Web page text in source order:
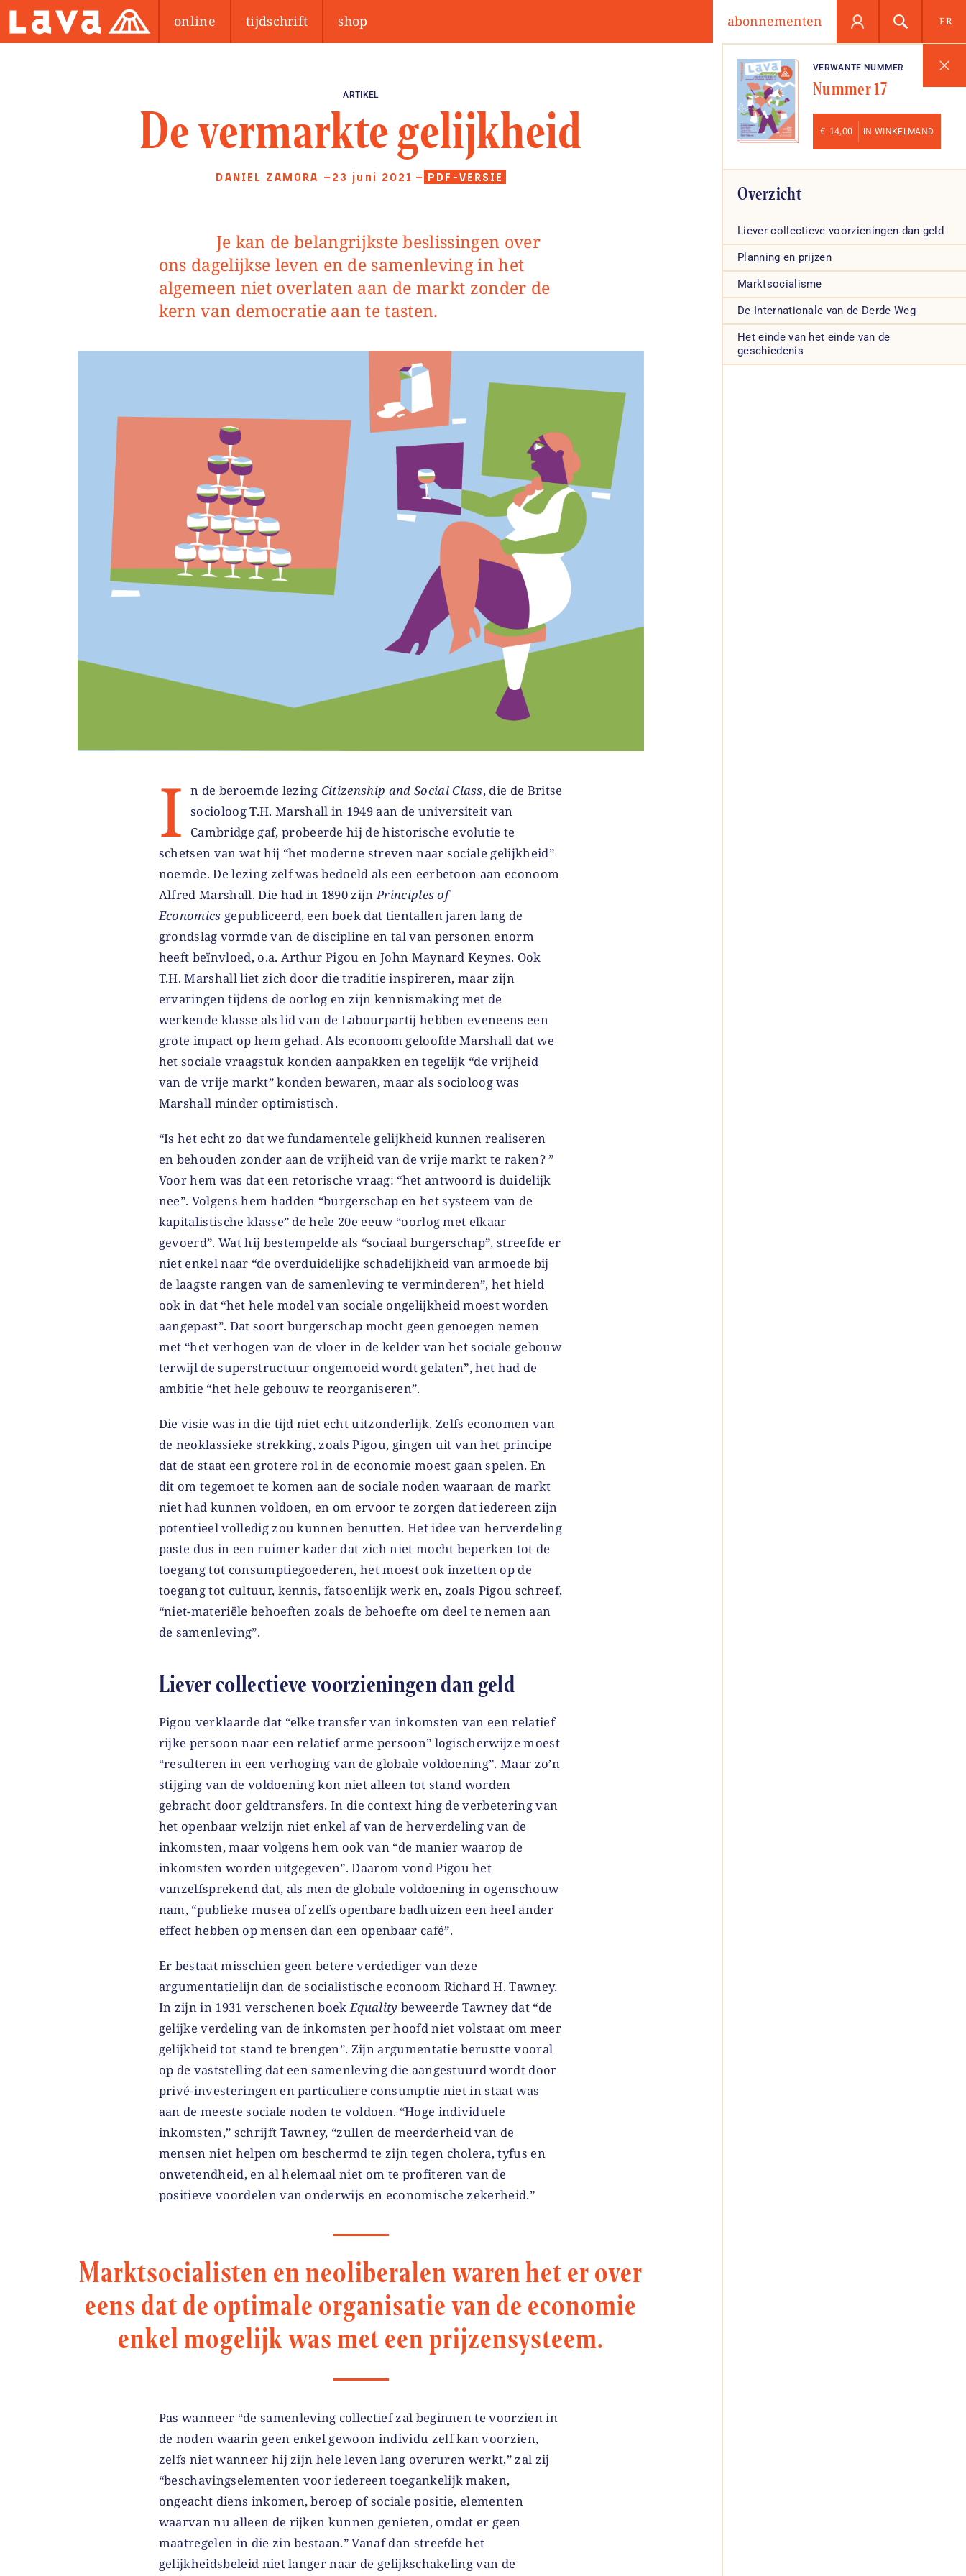
FR
online tijdschrift shop abonnementen
ARTIKEL
De vermarkte gelijkheid
DANIEL ZAMORA —23 juni 2021 — PDF-VERSIE
Je kan de belangrijkste beslissingen over
ons dagelijkse leven en de samenleving in het
algemeen niet overlaten aan de markt zonder de
kern van democratie aan te tasten.
I n de beroemde lezing Citizenship and Social Class, die de Britse
socioloog T.H. Marshall in 1949 aan de universiteit van
Cambridge gaf, probeerde hij de historische evolutie te
schetsen van wat hij “het moderne streven naar sociale gelijkheid”
noemde. De lezing zelf was bedoeld als een eerbetoon aan econoom
Alfred Marshall. Die had in 1890 zijnPrinciples of
Economics gepubliceerd, een boek dat tientallen jaren lang de
grondslag vormde van de discipline en tal van personen enorm
heeft beïnvloed, o.a. Arthur Pigou en John Maynard Keynes. Ook
T.H. Marshall liet zich door die traditie inspireren, maar zijn
ervaringen tijdens de oorlog en zijn kennismaking met de
werkende klasse als lid van de Labourpartij hebben eveneens een
grote impact op hem gehad. Als econoom geloofde Marshall dat we
het sociale vraagstuk konden aanpakken en tegelijk “de vrijheid
van de vrije markt” konden bewaren, maar als socioloog was
Marshall minder optimistisch.
“Is het echt zo dat we fundamentele gelijkheid kunnen realiseren
en behouden zonder aan de vrijheid van de vrije markt te raken? ”
Voor hem was dat een retorische vraag: “het antwoord is duidelijk
nee”. Volgens hem hadden “burgerschap en het systeem van de
kapitalistische klasse” de hele 20e eeuw “oorlog met elkaar
gevoerd”. Wat hij bestempelde als “sociaal burgerschap”, streefde er
niet enkel naar “de overduidelijke schadelijkheid van armoede bij
de laagste rangen van de samenleving te verminderen”, het hield
ook in dat “het hele model van sociale ongelijkheid moest worden
aangepast”. Dat soort burgerschap mocht geen genoegen nemen
met “het verhogen van de vloer in de kelder van het sociale gebouw
terwijl de superstructuur ongemoeid wordt gelaten”, het had de
ambitie “het hele gebouw te reorganiseren”.
Die visie was in die tijd niet echt uitzonderlijk. Zelfs economen van
de neoklassieke strekking, zoals Pigou, gingen uit van het principe
dat de staat een grotere rol in de economie moest gaan spelen. En
dit om tegemoet te komen aan de sociale noden waaraan de markt
niet had kunnen voldoen, en om ervoor te zorgen dat iedereen zijn
potentieel volledig zou kunnen benutten. Het idee van herverdeling
paste dus in een ruimer kader dat zich niet mocht beperken tot de
toegang tot consumptiegoederen, het moest ook inzetten op de
toegang tot cultuur, kennis, fatsoenlijk werk en, zoals Pigou schreef,
“niet-materiële behoeften zoals de behoefte om deel te nemen aan
de samenleving”.
Liever collectieve voorzieningen dan geld
Pigou verklaarde dat “elke transfer van inkomsten van een relatief
rijke persoon naar een relatief arme persoon” logischerwijze moest
“resulteren in een verhoging van de globale voldoening”. Maar zo’n
stijging van de voldoening kon niet alleen tot stand worden
gebracht door geldtransfers. In die context hing de verbetering van
het openbaar welzijn niet enkel af van de herverdeling van de
inkomsten, maar volgens hem ook van “de manier waarop de
inkomsten worden uitgegeven”. Daarom vond Pigou het
vanzelfsprekend dat, als men de globale voldoening in ogenschouw
nam, “publieke musea of zelfs openbare badhuizen een heel ander
effect hebben op mensen dan een openbaar café”.
Er bestaat misschien geen betere verdediger van deze
argumentatielijn dan de socialistische econoom Richard H. Tawney.
In zijn in 1931 verschenen boekEquality beweerde Tawney dat “de
gelijke verdeling van de inkomsten per hoofd niet volstaat om meer
gelijkheid tot stand te brengen”. Zijn argumentatie berustte vooral
op de vaststelling dat een samenleving die aangestuurd wordt door
privé-investeringen en particuliere consumptie niet in staat was
aan de meeste sociale noden te voldoen. “Hoge individuele
inkomsten,” schrijft Tawney, “zullen de meerderheid van de
mensen niet helpen om beschermd te zijn tegen cholera, tyfus en
onwetendheid, en al helemaal niet om te profiteren van de
positieve voordelen van onderwijs en economische zekerheid.”
Marktsocialisten en neoliberalen waren het er over
eens dat de optimale organisatie van de economie
enkel mogelijk was met een prijzensysteem.
Pas wanneer “de samenleving collectief zal beginnen te voorzien in
de noden waarin geen enkel gewoon individu zelf kan voorzien,
zelfs niet wanneer hij zijn hele leven lang overuren werkt,” zal zij
“beschavingselementen voor iedereen toegankelijk maken,
ongeacht diens inkomen, beroep of sociale positie, elementen
waarvan nu alleen de rijken kunnen genieten, omdat er geen
maatregelen in die zin bestaan.” Vanaf dan streefde het
gelijkheidsbeleid niet langer naar de gelijkschakeling van de
VERWANTE NUMMER
Nummer 17
€ 14,00 IN WINKELMAND
Overzicht
Liever collectieve voorzieningen dan geld
Planning en prijzen
Marktsocialisme
De Internationale van de Derde Weg
Het einde van het einde van de
geschiedenis